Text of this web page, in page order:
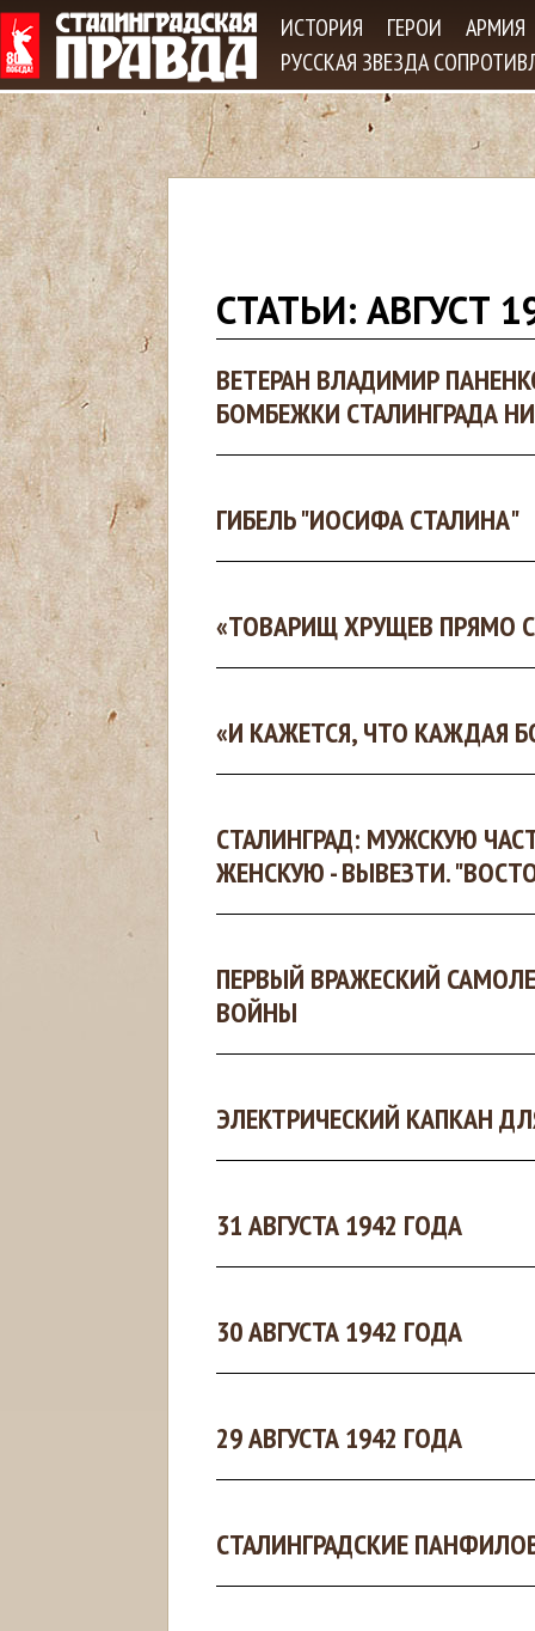
ИСТОРИЯ ГЕРОИ
АРМИЯ
РУССКАЯ ЗВЕЗДА
ы
з
д
е
с
ь
СТАТЬИ: АВГУСТ
ВЕТЕРАН ВЛАДИМИР
БОМБЕЖКИ СТАЛИНГРАДА
ГИБЕЛЬ "ИОСИФА СТАЛИНА"
«ТОВАРИЩ ХРУЩЕВ ПРЯМО
«И КАЖЕТСЯ, ЧТО КАЖДАЯ
СТАЛИНГРАД: МУЖСКУЮ
ЖЕНСКУЮ - ВЫВЕЗТИ.
ПЕРВЫЙ ВРАЖЕСКИЙ
ВОЙНЫ
ЭЛЕКТРИЧЕСКИЙ КАПКАН
31 АВГУСТА 1942 ГОДА
30 АВГУСТА 1942 ГОДА
29 АВГУСТА 1942 ГОДА
СТАЛИНГРАДСКИЕ